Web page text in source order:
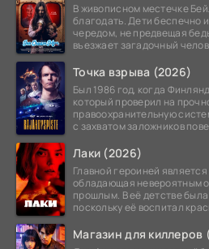
В живописном местечке
благодать. Дети беспечно
чередом, не предвещая
въезжает загадочный
Точка взрыва (2026)
Был 1986 год, когда
который проверил на
правоохранительную
с захватом заложников
Лаки (2026)
Главной героиней
обладающая невероятным
прошлым. В её детстве
поскольку её воспитал
Магазин для киллеров